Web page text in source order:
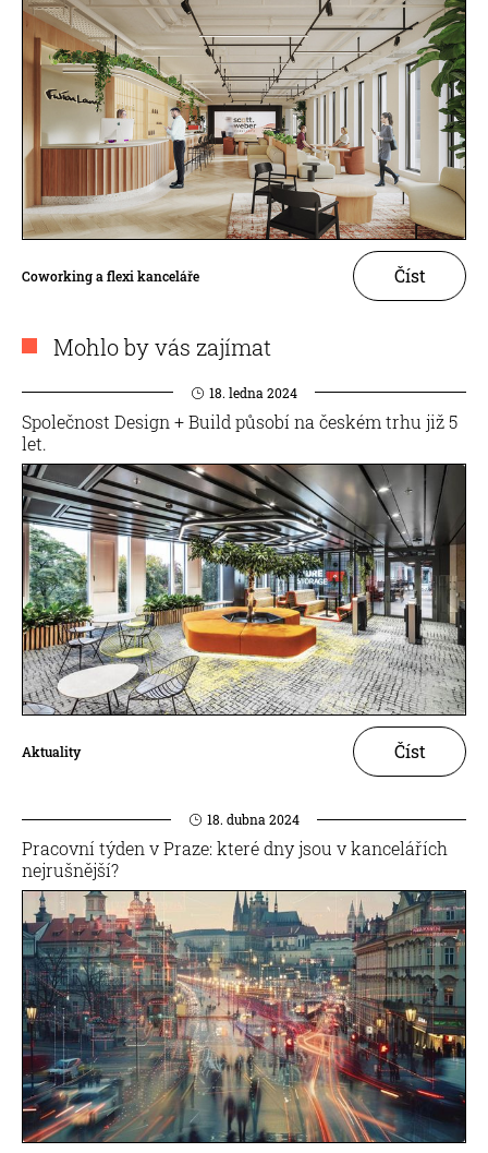
Coworking a flexi kanceláře Číst
Mohlo by vás zajímat
18. ledna 2024
Společnost Design + Build působí na českém trhu již 5
let.
Aktuality Číst
18. dubna 2024
Pracovní týden v Praze: které dny jsou v kancelářích
nejrušnější?